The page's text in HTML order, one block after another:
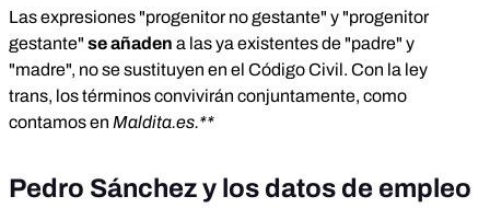
Las expresiones "progenitor no gestante" y "progenitor
gestante" se añaden a las ya existentes de "padre" y
"madre", no se sustituyen en el Código Civil. Con la ley
trans, los términos convivirán conjuntamente, como
contamos en Maldita.es.**
Pedro Sánchez y los datos de empleo